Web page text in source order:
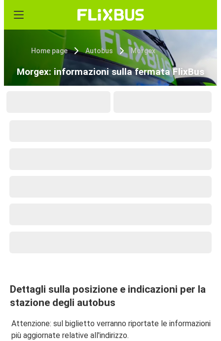
Home page Autobus Morgex
Morgex: informazioni sulla fermata FlixBus
Dettagli sulla posizione e indicazioni per la
stazione degli autobus
Attenzione: sul biglietto verranno riportate le informazioni
più aggiornate relative all'indirizzo.